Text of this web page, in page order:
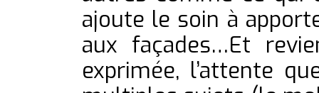
ajoute le soin à
aux façades…Et
exprimée, l’attente